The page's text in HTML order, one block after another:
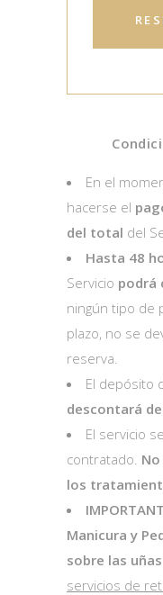
En el
hacerse el
del total del
Hasta 48
Servicio podrá
ningún tipo de
plazo, no se
reserva.
El depósito
descontará
El servicio
contratado.
los
Manicura y
sobre las
servicios de